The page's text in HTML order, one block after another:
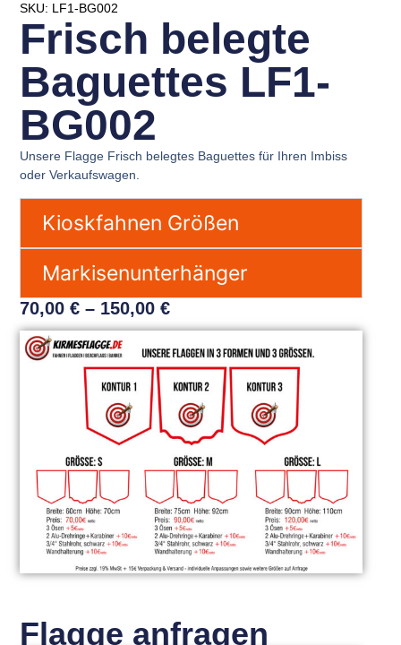
SKU: LF1-BG002
Frisch belegte
Baguettes LF1-
BG002
Unsere Flagge Frisch belegtes Baguettes für Ihren Imbiss
oder Verkaufswagen.
Kioskfahnen Größen
Markisenunterhänger
70,00€ – 150,00€
Flagge anfragen